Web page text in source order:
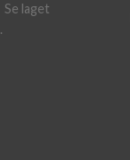
Se laget
.